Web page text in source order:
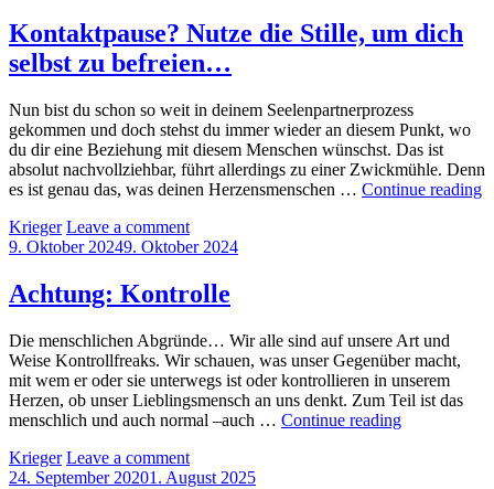
Kontaktpause? Nutze die Stille, um dich
selbst zu befreien…
Nun bist du schon so weit in deinem Seelenpartnerprozess
gekommen und doch stehst du immer wieder an diesem Punkt, wo
du dir eine Beziehung mit diesem Menschen wünschst. Das ist
absolut nachvollziehbar, führt allerdings zu einer Zwickmühle. Denn
es ist genau das, was deinen Herzensmenschen … Continue reading
by
Krieger Leave a comment
Posted
9. Oktober 20249. Oktober 2024
Achtung: Kontrolle
Die menschlichen Abgründe… Wir alle sind auf unsere Art und
Weise Kontrollfreaks. Wir schauen, was unser Gegenüber macht,
mit wem er oder sie unterwegs ist oder kontrollieren in unserem
Herzen, ob unser Lieblingsmensch an uns denkt. Zum Teil ist das
menschlich und auch normal –auch … Continue readingAchtung:
by
Krieger Leave a comment
Posted
24. September 20201. August 2025